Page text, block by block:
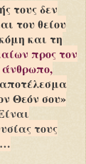
τους δεν
του θείου
και τη
προς τον
άνθρωπο,
Θεόν σου»
τους